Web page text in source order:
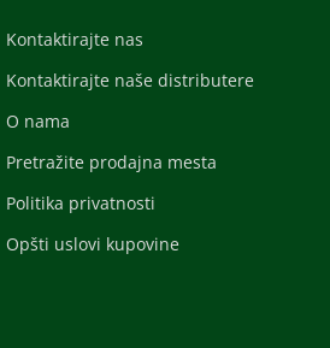
Kontaktirajte nas
Kontaktirajte naše distributere
O nama
Pretražite prodajna mesta
Politika privatnosti
Opšti uslovi kupovine